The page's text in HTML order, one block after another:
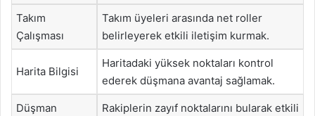
Takım
Çalışması
Takım üyeleri arasında net roller
belirleyerek etkili iletişim kurmak.
Harita Bilgisi
Haritadaki yüksek noktaları kontrol
ederek düşmana avantaj sağlamak.
Düşman
Rakiplerin zayıf noktalarını bularak etkili